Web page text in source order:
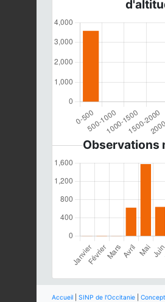
Observations
Accueil| SINP de l'Occitanie|